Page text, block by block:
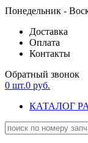
Понедельник -
Доставка
Оплата
Контакты
Обратный звонок
0 шт.0 руб.
КАТАЛОГ